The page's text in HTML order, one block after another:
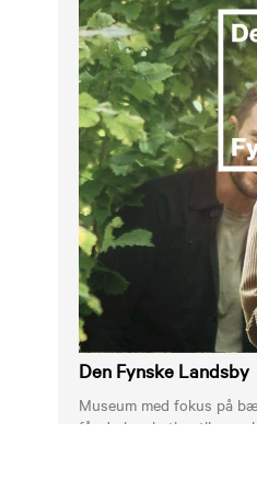
Den Fynske Landsby
Museum med fokus på
får du inspiration til grøn